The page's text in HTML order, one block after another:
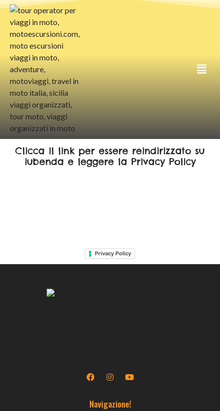
Tour Sicilia in Moto
Privacy Policy Woo
Clicca il link per essere reindirizzato su
iubenda e leggere la Privacy Policy
Privacy Policy
Navigazione!